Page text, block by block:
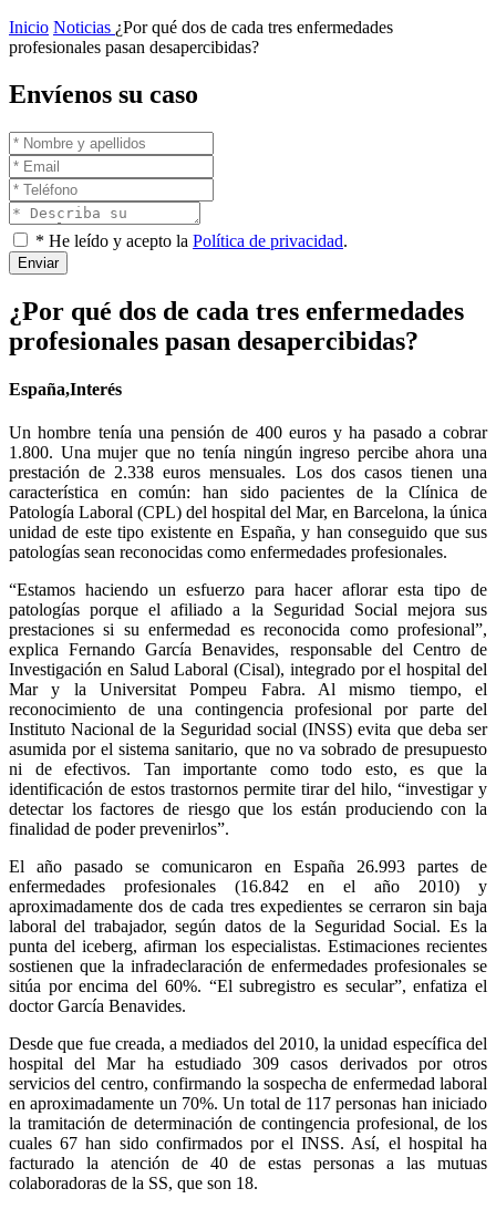
Inicio Noticias ¿Por qué dos de cada tres enfermedades
profesionales pasan desapercibidas?
Envíenos su caso
* He leído y acepto la Política de privacidad.
Enviar
¿Por qué dos de cada tres enfermedades
profesionales pasan desapercibidas?
España,Interés
Un hombre tenía una pensión de 400 euros y ha pasado a cobrar
1.800. Una mujer que no tenía ningún ingreso percibe ahora una
prestación de 2.338 euros mensuales. Los dos casos tienen una
característica en común: han sido pacientes de la Clínica de
Patología Laboral (CPL) del hospital del Mar, en Barcelona, la única
unidad de este tipo existente en España, y han conseguido que sus
patologías sean reconocidas como enfermedades profesionales.
“Estamos haciendo un esfuerzo para hacer aflorar esta tipo de
patologías porque el afiliado a la Seguridad Social mejora sus
prestaciones si su enfermedad es reconocida como profesional”,
explica Fernando García Benavides, responsable del Centro de
Investigación en Salud Laboral (Cisal), integrado por el hospital del
Mar y la Universitat Pompeu Fabra. Al mismo tiempo, el
reconocimiento de una contingencia profesional por parte del
Instituto Nacional de la Seguridad social (INSS) evita que deba ser
asumida por el sistema sanitario, que no va sobrado de presupuesto
ni de efectivos. Tan importante como todo esto, es que la
identificación de estos trastornos permite tirar del hilo, “investigar y
detectar los factores de riesgo que los están produciendo con la
finalidad de poder prevenirlos”.
El año pasado se comunicaron en España 26.993 partes de
enfermedades profesionales (16.842 en el año 2010) y
aproximadamente dos de cada tres expedientes se cerraron sin baja
laboral del trabajador, según datos de la Seguridad Social. Es la
punta del iceberg, afirman los especialistas. Estimaciones recientes
sostienen que la infradeclaración de enfermedades profesionales se
sitúa por encima del 60%. “El subregistro es secular”, enfatiza el
doctor García Benavides.
Desde que fue creada, a mediados del 2010, la unidad específica del
hospital del Mar ha estudiado 309 casos derivados por otros
servicios del centro, confirmando la sospecha de enfermedad laboral
en aproximadamente un 70%. Un total de 117 personas han iniciado
la tramitación de determinación de contingencia profesional, de los
cuales 67 han sido confirmados por el INSS. Así, el hospital ha
facturado la atención de 40 de estas personas a las mutuas
colaboradoras de la SS, que son 18.